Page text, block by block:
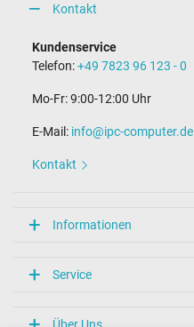
Kontakt
Kundenservice
Telefon:+49 7823 96 123 - 0
Mo-Fr: 9:00-12:00 Uhr
E-Mail: info@ipc-computer.de
Kontakt
Informationen
Service
Über Uns